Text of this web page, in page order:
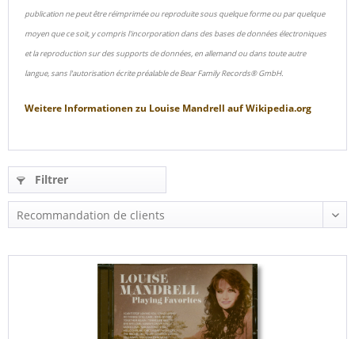
publication ne peut être réimprimée ou reproduite sous quelque forme ou par quelque
moyen que ce soit, y compris l'incorporation dans des bases de données électroniques
et la reproduction sur des supports de données, en allemand ou dans toute autre
langue, sans l'autorisation écrite préalable de Bear Family Records® GmbH.
Weitere Informationen zu Louise Mandrell aufWikipedia.org
Filtrer